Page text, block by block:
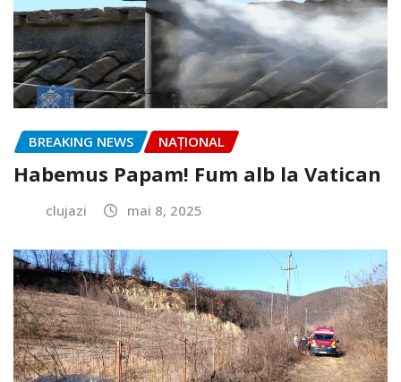
BREAKING NEWS NAŢIONAL
Habemus Papam! Fum alb la Vatican
clujazi mai 8, 2025